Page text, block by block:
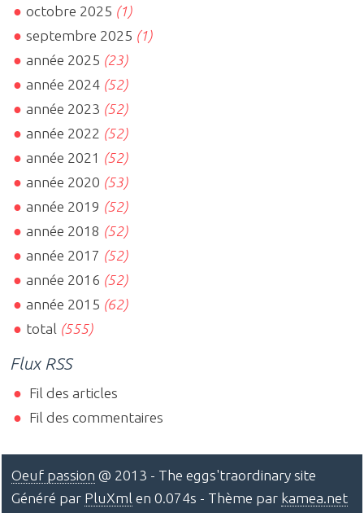
octobre 2025 (1)
septembre 2025 (1)
année 2025 (23)
année 2024 (52)
année 2023 (52)
année 2022 (52)
année 2021 (52)
année 2020 (53)
année 2019 (52)
année 2018 (52)
année 2017 (52)
année 2016 (52)
année 2015 (62)
total (555)
Flux RSS
Fil des articles
Fil des commentaires
Oeuf passion @ 2013 - The eggs'traordinary site
Généré par PluXml en 0.074s - Thème par kamea.net